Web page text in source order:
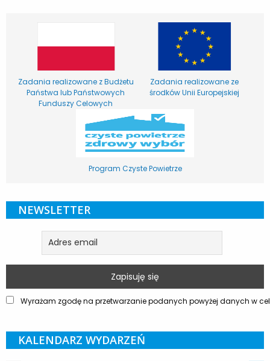
Zadania realizowane z Budżetu
Państwa lub Państwowych
Funduszy Celowych
Zadania realizowane ze
środków Unii Europejskiej
Program Czyste Powietrze
NEWSLETTER
Wyrażam zgodę na przetwarzanie podanych powyżej danych w
KALENDARZ WYDARZEŃ